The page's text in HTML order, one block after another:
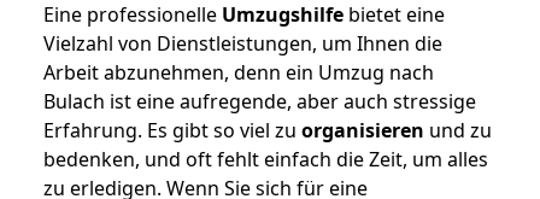
Eine professionelle Umzugshilfe bietet eine
Vielzahl von Dienstleistungen, um Ihnen die
Arbeit abzunehmen, denn ein Umzug nach
Bulach ist eine aufregende, aber auch stressige
Erfahrung. Es gibt so viel zu organisieren und zu
bedenken, und oft fehlt einfach die Zeit, um alles
zu erledigen. Wenn Sie sich für eine